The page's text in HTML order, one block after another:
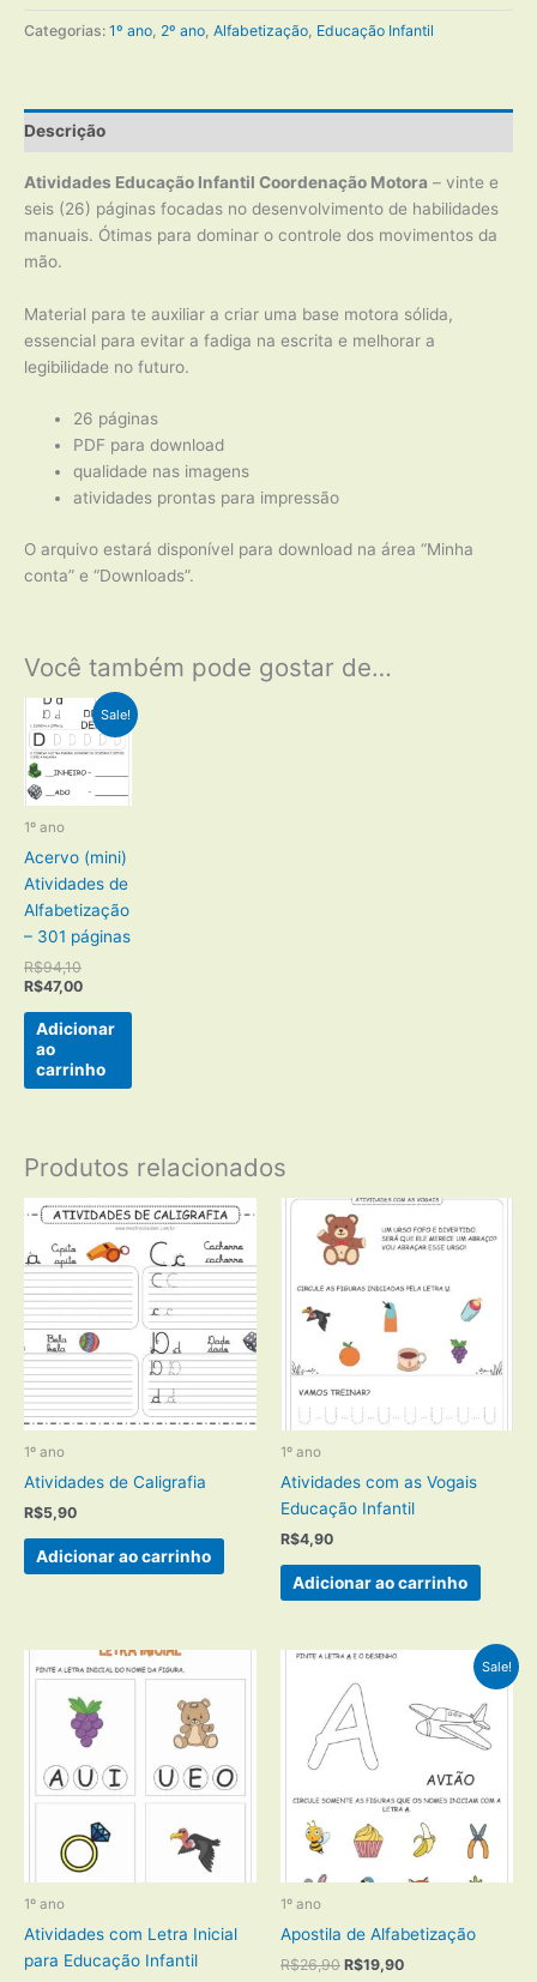
Coordenação
Categorias: 1º ano 2º ano Alfabetização Educação Infantil
Descrição
Atividades Educação Infantil Coordenação Motora – vinte e
seis (26) páginas focadas no desenvolvimento de habilidades
manuais. Ótimas para dominar o controle dos movimentos da
mão.
Material para te auxiliar a criar uma base motora sólida,
essencial para evitar a fadiga na escrita e melhorar a
legibilidade no futuro.
26 páginas
PDF para download
qualidade nas imagens
atividades prontas para impressão
O arquivo estará disponível para download na área “Minha
conta” e “Downloads”.
Você também pode gostar de…
Sale!
1º ano
Acervo (mini)
Atividades de
Alfabetização
– 301 páginas
R$94,10O
preço
era:
R$47,00O
atual
R$47,00.
Adicionar
ao
carrinho
Produtos relacionados
1º ano
Atividades de Caligrafia
R$5,90
Adicionar ao carrinho
1º ano
Atividades com as Vogais
Educação Infantil
R$4,90
Adicionar ao carrinho
1º ano
Atividades com Letra Inicial
para Educação Infantil
Sale!
1º ano
Apostila de Alfabetização
R$26,90 O
R$19,90O